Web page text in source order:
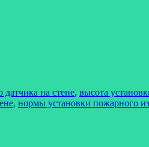
на стене, высота
, нормы установки пожарного